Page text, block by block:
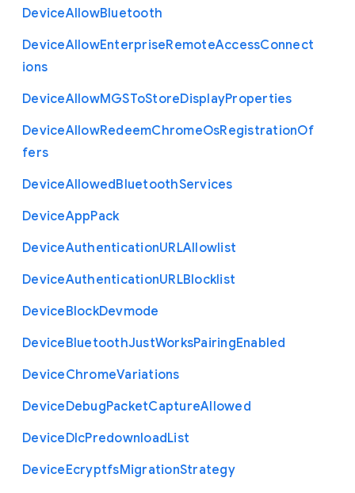
DeviceAllowBluetooth
DeviceAllowEnterpriseRemoteAccessConnect
ions
DeviceAllowMGSToStoreDisplayProperties
DeviceAllowRedeemChromeOsRegistrationOf
fers
DeviceAllowedBluetoothServices
DeviceAppPack
DeviceAuthenticationURLAllowlist
DeviceAuthenticationURLBlocklist
DeviceBlockDevmode
DeviceBluetoothJustWorksPairingEnabled
DeviceChromeVariations
DeviceDebugPacketCaptureAllowed
DeviceDlcPredownloadList
DeviceEcryptfsMigrationStrategy